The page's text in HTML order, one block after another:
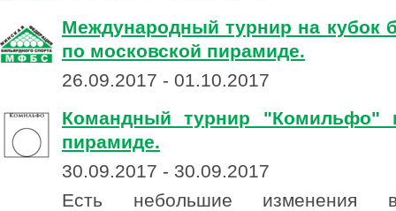
Международный турнир на
по московской пирамиде.
26.09.2017 - 01.10.2017
Командный турнир "Комильфо"
пирамиде.
30.09.2017 - 30.09.2017
Есть небольшие изменения